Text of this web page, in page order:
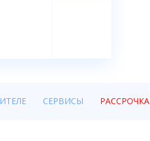
СЕРВИСЫ РАССРОЧКА